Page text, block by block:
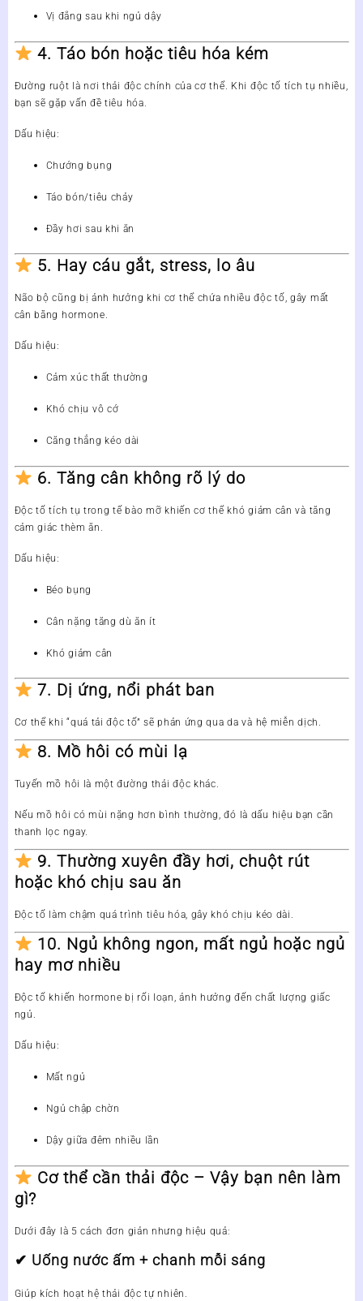
Vị đắng sau khi ngủ dậy
4. Táo bón hoặc tiêu hóa kém
Đường ruột là nơi thải độc chính của cơ thể. Khi độc tố tích tụ nhiều,
bạn sẽ gặp vấn đề tiêu hóa.
Dấu hiệu:
Chướng bụng
Táo bón/tiêu chảy
Đầy hơi sau khi ăn
5. Hay cáu gắt, stress, lo âu
Não bộ cũng bị ảnh hưởng khi cơ thể chứa nhiều độc tố, gây mất
cân bằng hormone.
Dấu hiệu:
Cảm xúc thất thường
Khó chịu vô cớ
Căng thẳng kéo dài
6. Tăng cân không rõ lý do
Độc tố tích tụ trong tế bào mỡ khiến cơ thể khó giảm cân và tăng
cảm giác thèm ăn.
Dấu hiệu:
Béo bụng
Cân nặng tăng dù ăn ít
Khó giảm cân
7. Dị ứng, nổi phát ban
Cơ thể khi “quá tải độc tố” sẽ phản ứng qua da và hệ miễn dịch.
8. Mồ hôi có mùi lạ
Tuyến mồ hôi là một đường thải độc khác.
Nếu mồ hôi có mùi nặng hơn bình thường, đó là dấu hiệu bạn cần
thanh lọc ngay.
9. Thường xuyên đầy hơi, chuột rút
hoặc khó chịu sau ăn
Độc tố làm chậm quá trình tiêu hóa, gây khó chịu kéo dài.
10. Ngủ không ngon, mất ngủ hoặc ngủ
hay mơ nhiều
Độc tố khiến hormone bị rối loạn, ảnh hưởng đến chất lượng giấc
ngủ.
Dấu hiệu:
Mất ngủ
Ngủ chập chờn
Dậy giữa đêm nhiều lần
Cơ thể cần thải độc – Vậy bạn nên làm
gì?
Dưới đây là 5 cách đơn giản nhưng hiệu quả:
✔ Uống nước ấm + chanh mỗi sáng
Giúp kích hoạt hệ thải độc tự nhiên.